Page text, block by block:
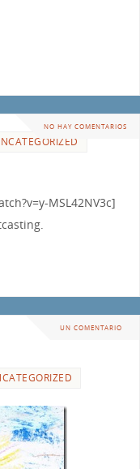
NO HAY COMENTARIOS
MSL42NV3c]
UN COMENTARIO